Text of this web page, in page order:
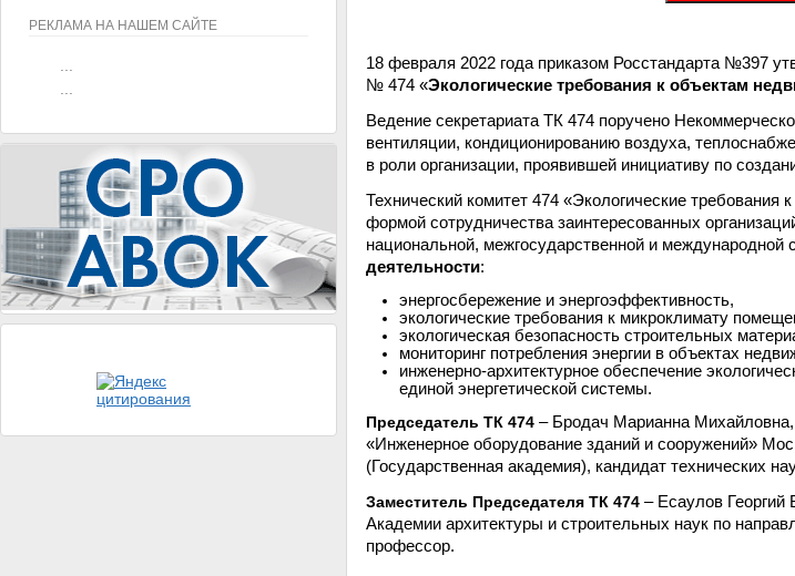
18 февраля 2022 года приказом Росстандарта №397
№ 474 «Экологические требования к объектам
Ведение секретариата ТК 474 поручено
вентиляции, кондиционированию воздуха,
в роли организации, проявившей инициативу по
Технический комитет 474 «Экологические
формой сотрудничества заинтересованных
национальной, межгосударственной и международной
деятельности:
энергосбережение и энергоэффективность,
экологические требования к микроклимату
экологическая безопасность строительных
мониторинг потребления энергии в объектах
инженерно-архитектурное обеспечение
единой энергетической системы.
Председатель ТК 474 – Бродач Марианна
«Инженерное оборудование зданий и сооружений»
(Государственная академия), кандидат технических
Заместитель Председателя ТК 474 – Есаулов Георгий
Академии архитектуры и строительных наук по
профессор.
РЕКЛАМА НА НАШЕМ САЙТЕ